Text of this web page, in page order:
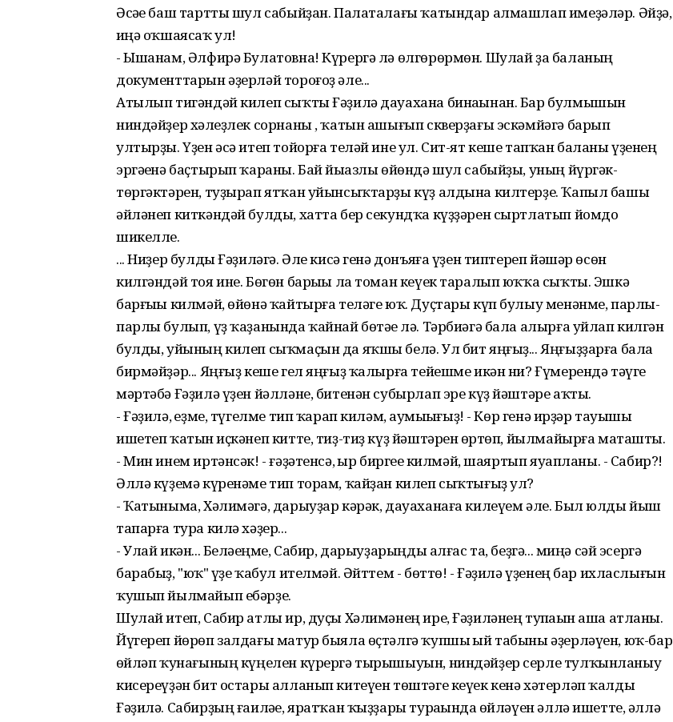
Әсәһе баш тартты шул сабыйҙан. Палаталағы ҡатындар алмашлап имеҙәләр. Әйҙә,
һиңә оҡшаясаҡ ул!
- Ышанам, Әлфирә Булатовна! Күрергә лә өлгөрөрмөн. Шулай ҙа баланың
документтарын әҙерләй тороғоҙ әле...
Атылып тигәндәй килеп сыҡты Ғәҙилә дауахана бинаһынан. Бар булмышын
ниндәйҙер хәлһеҙлек сорнаны , ҡатын ашығып скверҙағы эскәмйәгә барып
ултырҙы. Үҙен әсә итеп тойорға теләй ине ул. Сит-ят кеше тапҡан баланы үҙенең
эргәһенә баҫтырып ҡараны. Бай йыһазлы өйөндә шул сабыйҙы, уның йүргәк-
төргәктәрен, туҙырап ятҡан уйынсыҡтарҙы күҙ алдына килтерҙе. Ҡапыл башы
әйләнеп киткәндәй булды, хатта бер секундҡа күҙҙәрен сыртлатып йомдо
шикелле.
... Ниҙер булды Ғәҙиләгә. Әле кисә генә донъяға үҙен типтереп йәшәр өсөн
килгәндәй тоя ине. Бөгөн барыһы ла томан кеүек таралып юҡҡа сыҡты. Эшкә
барғыһы килмәй, өйөнә ҡайтырға теләге юҡ. Дуҫтары күп булыу менәнме, парлы-
парлы булып, үҙ ҡаҙанында ҡайнай бөтәһе лә. Тәрбиәгә бала алырға уйлап килгән
булды, уйының килеп сыҡмаҫын да яҡшы белә. Ул бит яңғыҙ... Яңғыҙҙарға бала
бирмәйҙәр... Яңғыҙ кеше гел яңғыҙ ҡалырға тейешме икән ни? Ғүмерендә тәүге
мәртәбә Ғәҙилә үҙен йәлләне, битенән субырлап эре күҙ йәштәре аҡты.
- Ғәҙилә, һеҙме, түгелме тип ҡарап киләм, һаумыһығыҙ! - Көр генә ирҙәр тауышы
ишетеп ҡатын һиҫкәнеп китте, тиҙ-тиҙ күҙ йәштәрен һөртөп, йылмайырға маташты.
- Мин инем иртәнсәк! - ғәҙәтенсә, һыр биргеһе килмәй, шаяртып яуапланы. - Сабир?!
Әллә күҙемә күренәме тип торам, ҡайҙан килеп сыҡтығыҙ ул?
- Ҡатыныма, Хәлимәгә, дарыуҙар кәрәк, дауаханаға килеүем әле. Был юлды йыш
тапарға тура килә хәҙер...
- Улай икән... Беләһеңме, Сабир, дарыуҙарыңды алғас та, беҙгә... миңә сәй эсергә
барабыҙ, "юҡ" һүҙе ҡабул ителмәй. Әйттем - бөттө! - Ғәҙилә үҙенең бар ихласлығын
ҡушып йылмайып ебәрҙе.
Шулай итеп, Сабир атлы ир, дуҫы Хәлимәнең ире, Ғәҙиләнең тупһаһын аша атланы.
Йүгереп йөрөп залдағы матур быяла өҫтәлгә ҡупшы һый табыны әҙерләүен, юҡ-бар
һөйләп ҡунағының күңелен күрергә тырышыуын, ниндәйҙер серле тулҡынланыу
кисереүҙән бит остары алланып китеүен төштәге кеүек кенә хәтерләп ҡалды
Ғәҙилә. Сабирҙың ғаиләһе, яратҡан ҡыҙҙары тураһында һөйләүен әллә ишетте, әллә